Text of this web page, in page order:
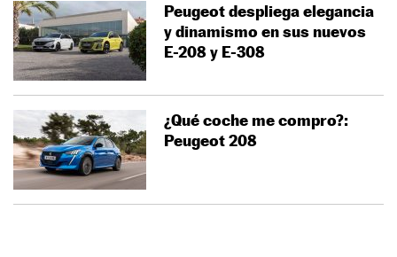
Peugeot despliega elegancia
y dinamismo en sus nuevos
E-208 y E-308
¿Qué coche me compro?:
Peugeot 208